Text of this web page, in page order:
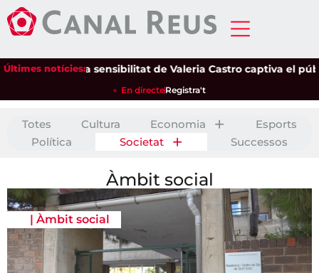
Últimes notícies:
La sensibilitat de Valeria Castro captiva el públic del
En directeRegistra't
Totes Cultura Economia
Esports
Política
Societat Successos
Àmbit social
| Àmbit social